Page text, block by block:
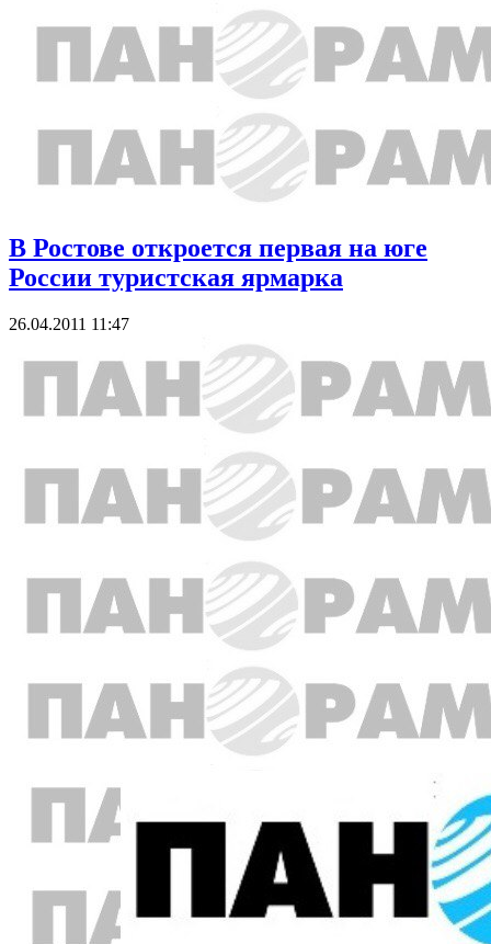
В Ростове откроется первая на юге
России туристская ярмарка
26.04.2011 11:47